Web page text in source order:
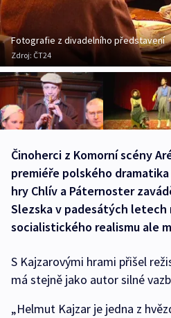
Fotografie z divadelního představení
Zdroj: ČT24
Činoherci z Komorní scény
premiéře polského
hry Chlív a Páternoster
Slezska v padesátých
socialistického realismu ale
S Kajzarovými hrami přišel
má stejně jako autor silné
„Helmut Kajzar je jedna z